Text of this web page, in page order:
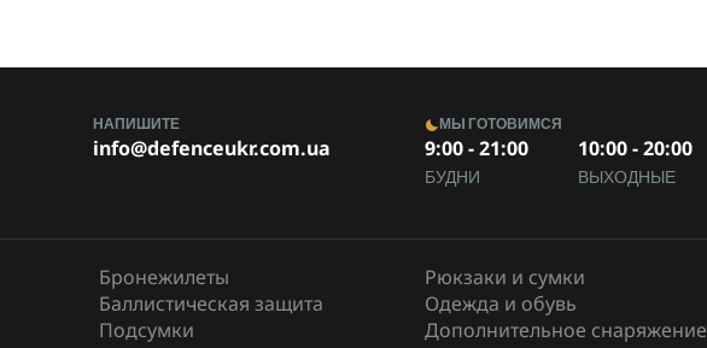
НАПИШИТЕ
info@defenceukr.com.ua
МЫ ГОТОВИМСЯ
9:00 - 21:00
БУДНИ
10:00 - 20:00
ВЫХОДНЫЕ
Бронежилеты
Баллистическая защита
Подсумки
Рюкзаки и сумки
Одежда и обувь
Дополнительное снаряжение